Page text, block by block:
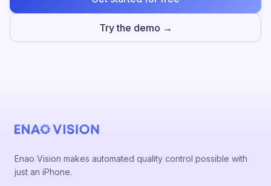
Try the demo →
Enao Vision makes automated quality control possible with
just an iPhone.